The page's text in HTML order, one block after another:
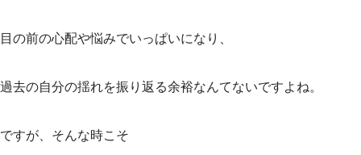
目の前の心配や悩みでいっぱいになり、
過去の自分の揺れを振り返る余裕なんてないですよね。
ですが、そんな時こそ